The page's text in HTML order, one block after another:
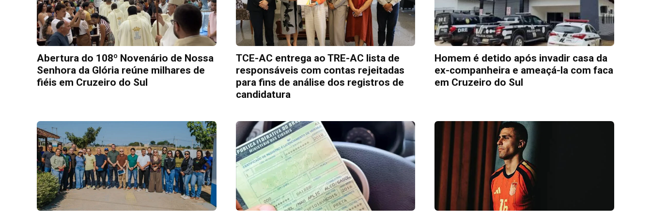
Abertura do 108º Novenário de Nossa
Senhora da Glória reúne milhares de
fiéis em Cruzeiro do Sul
TCE-AC entrega ao TRE-AC lista de
responsáveis com contas rejeitadas
para fins de análise dos registros de
candidatura
Homem é detido após invadir casa da
ex-companheira e ameaçá-la com faca
em Cruzeiro do Sul